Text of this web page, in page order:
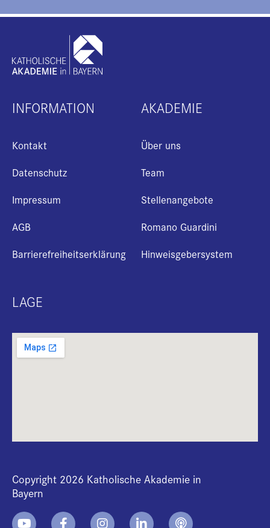
INFORMATION
Kontakt
Datenschutz
Impressum
AGB
Barrierefreiheitserklärung
AKADEMIE
Über uns
Team
Stellenangebote
Romano Guardini
Hinweisgebersystem
LAGE
Copyright 2026 Katholische Akademie in
Bayern